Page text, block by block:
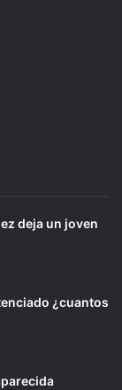
deja un joven
¿cuantos